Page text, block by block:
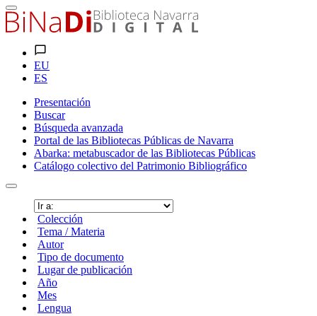
EU
ES
Presentación
Buscar
Búsqueda avanzada
Portal de las Bibliotecas Públicas de Navarra
Abarka: metabuscador de las Bibliotecas Públicas
Catálogo colectivo del Patrimonio Bibliográfico
Colección
Tema / Materia
Autor
Tipo de documento
Lugar de publicación
Año
Mes
Lengua